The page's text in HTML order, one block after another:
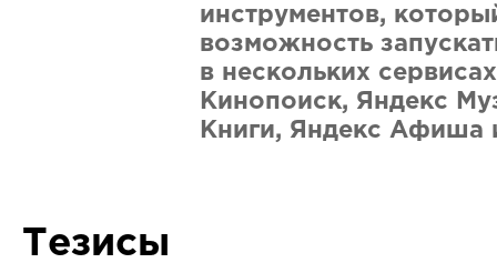
инструментов,
возможность
в нескольких
Кинопоиск, Яндекс
Книги, Яндекс Афиша
Тезисы